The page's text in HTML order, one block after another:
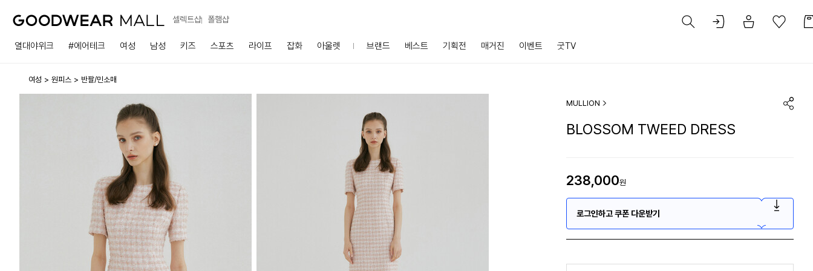
셀렉트샵 폴햄샵
열대야위크 #에어테크 여성 남성 키즈 스포츠 라이프 잡화 아울렛 브랜드 베스트 기획전 매거진 이벤트 굿TV
여성 원피스 반팔/민소매
MULLION
BLOSSOM TWEED DRESS
238,000원
로그인하고 쿠폰 다운받기